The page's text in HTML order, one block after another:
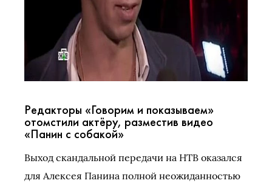
Редакторы «Говорим и показываем»
отомстили актёру, разместив видео
«Панин с собакой»
Выход скандальной передачи на НТВ оказался
для Алексея Панина полной неожиданностью